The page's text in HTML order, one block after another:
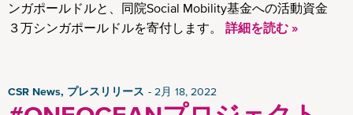
ンガポールドルと、同院Social Mobility基金への活動資金
３万シンガポールドルを寄付します。 詳細を読む »
CSR News, プレスリリース 2月 18, 2022